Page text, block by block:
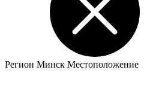
Регион Минск Местоположение